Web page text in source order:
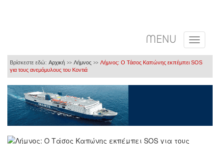
MENU
Βρίσκεστε εδώ: Αρχική >> Λήμνος >> Λήμνος: Ο Τάσος Καπώνης εκπέμπει SOS
για τους ανεμόμυλους του Κοντιά